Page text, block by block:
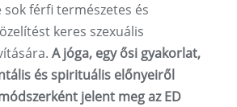
férfi természetes és
keres szexuális
A jóga, egy ősi gyakorlat,
és spirituális előnyeiről
jelent meg az ED